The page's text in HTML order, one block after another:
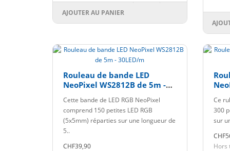
AJOUTER AU PANIER
Rouleau de bande LED
NeoPixel WS2812B de 5m -
Cette bande de LED RGB NeoPixel
comprend 150 petites LED RGB
(5x5mm) réparties sur une longueur de
5..
CHF39,90
Ce
300
sur
Hors